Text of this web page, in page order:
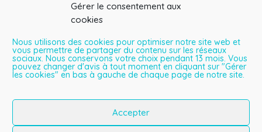
Gérer le consentement aux
cookies
Nous utilisons des cookies pour optimiser notre site web et
vous permettre de partager du contenu sur les réseaux
sociaux. Nous conservons votre choix pendant 13 mois. Vous
pouvez changer d'avis à tout moment en cliquant sur "Gérer
les cookies" en bas à gauche de chaque page de notre site.
Accepter
Suivez-moi sur Facebook
Mes vidéos sur YouTube